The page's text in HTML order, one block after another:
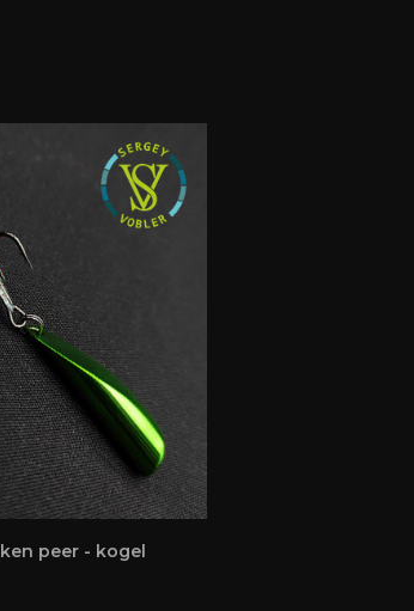
peer - kogel